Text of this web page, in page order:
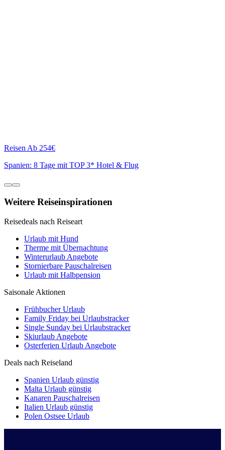
Reisen Ab 254€
Spanien: 8 Tage mit TOP 3* Hotel & Flug
Weitere Reiseinspirationen
Reisedeals nach Reiseart
Urlaub mit Hund
Therme mit Übernachtung
Winterurlaub Angebote
Stornierbare Pauschalreisen
Urlaub mit Halbpension
Saisonale Aktionen
Frühbucher Urlaub
Family Friday bei Urlaubstracker
Single Sunday bei Urlaubstracker
Skiurlaub Angebote
Osterferien Urlaub Angebote
Deals nach Reiseland
Spanien Urlaub günstig
Malta Urlaub günstig
Kanaren Pauschalreisen
Italien Urlaub günstig
Polen Ostsee Urlaub